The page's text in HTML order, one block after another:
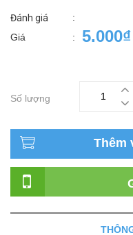
Đánh giá
:
Giá
: 5.000₫
Số lượng
Thêm